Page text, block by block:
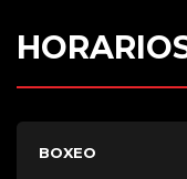
BOXEO